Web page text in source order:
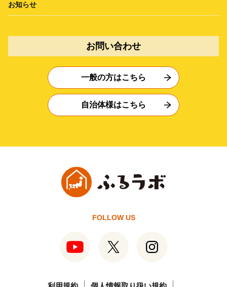
お知らせ
お問い合わせ
一般の方はこちら
自治体様はこちら
FOLLOW US